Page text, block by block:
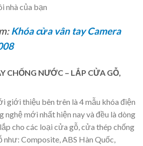
nhà của bạn
Khóa cửa vân tay Camera
CHỐNG NƯỚC – LẮP CỬA GỖ,
giới thiệu bên trên là 4 mẫu khóa điện
mới nhất hiện nay và đều là dòng
cho các loại cửa gỗ, cửa thép chống
như: Composite, ABS Hàn Quốc,